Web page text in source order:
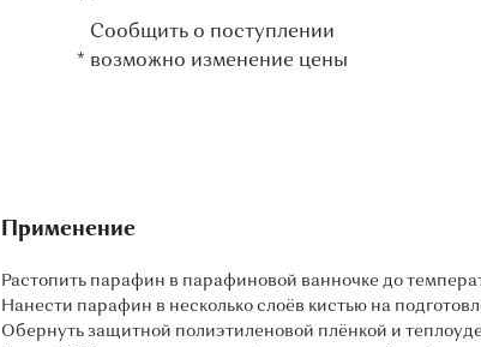
Сообщить о поступлении
* возможно изменение цены
Применение
Растопить парафин в парафиновой ванночке до
Нанести парафин в несколько слоёв кистью на
Обернуть защитной полиэтиленовой плёнкой и